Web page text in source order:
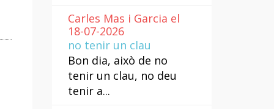
Carles Mas i Garcia el
18-07-2026
no tenir un clau
Bon dia, això de no
tenir un clau, no deu
tenir a...